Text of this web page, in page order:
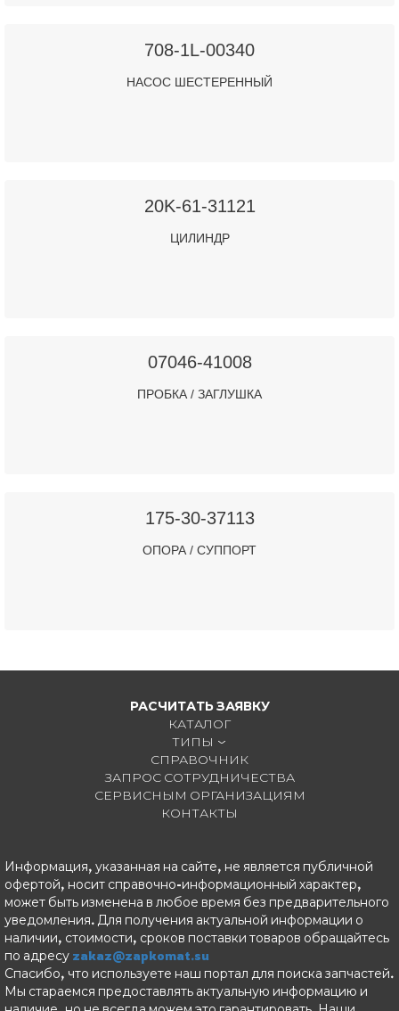
708-1L-00340
НАСОС ШЕСТЕРЕННЫЙ
20K-61-31121
ЦИЛИНДР
07046-41008
ПРОБКА / ЗАГЛУШКА
175-30-37113
ОПОРА / СУППОРТ
РАСЧИТАТЬ ЗАЯВКУ
КАТАЛОГ
ТИПЫ
СПРАВОЧНИК
ЗАПРОС СОТРУДНИЧЕСТВА
СЕРВИСНЫМ ОРГАНИЗАЦИЯМ
КОНТАКТЫ
Информация, указанная на сайте, не является публичной
офертой, носит справочно-информационный характер,
может быть изменена в любое время без предварительного
уведомления. Для получения актуальной информации о
наличии, стоимости, сроков поставки товаров обращайтесь
по адресу zakaz@zapkomat.su
Спасибо, что используете наш портал для поиска запчастей.
Мы стараемся предоставлять актуальную информацию и